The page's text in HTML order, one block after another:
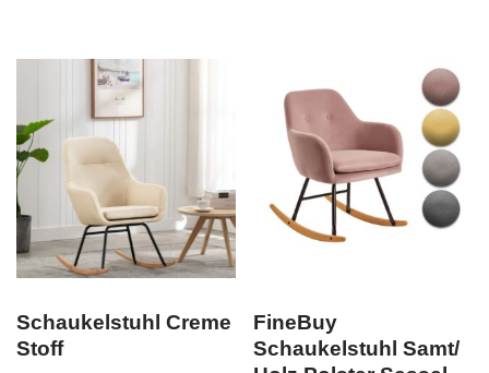
Schaukelstuhl Creme
Stoff
FineBuy
Schaukelstuhl Samt/